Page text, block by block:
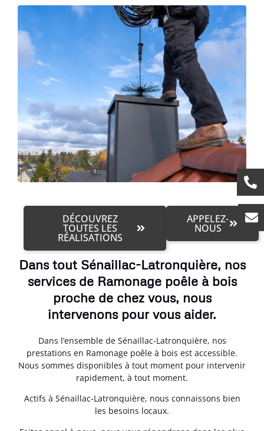
DÉCOUVREZ
TOUTES LES
RÉALISATIONS
APPELEZ-
NOUS
Dans tout Sénaillac-Latronquière, nos
services de Ramonage poêle à bois
proche de chez vous, nous
intervenons pour vous aider.
Dans l’ensemble de Sénaillac-Latronquière, nos
prestations en Ramonage poêle à bois est accessible.
Nous sommes disponibles à tout moment pour intervenir
rapidement, à tout moment.
Actifs à Sénaillac-Latronquière, nous connaissons bien
les besoins locaux.